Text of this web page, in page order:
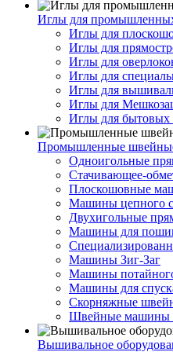
Иглы для
Иглы для
Иглы для
Иглы для
Иглы для
Иглы для
Иглы для
Иглы для
Промышленные
Одноигольные
Стачивающее-
Плоскошовные
Машины цепного
Двухигольные
Машины для
Машины Зиг-Заг
Машины
Машины для
Скорняжные
Швейные машины
Вышивальное